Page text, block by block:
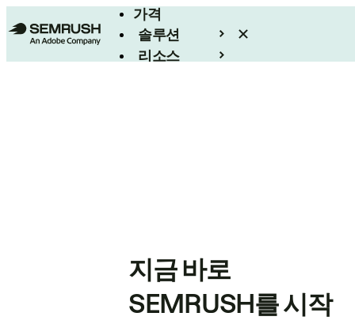
가격
솔루션
리소스
지금 바로
SEMRUSH를 시작